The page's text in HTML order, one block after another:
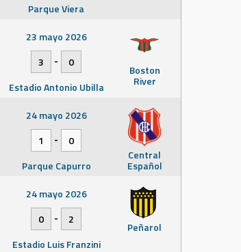
Parque Viera
Boston
River
23 mayo 2026
3
-
0
Estadio Antonio Ubilla
Central
Español
24 mayo 2026
1
-
0
Parque Capurro
Peñarol
24 mayo 2026
0
-
2
Estadio Luis Franzini